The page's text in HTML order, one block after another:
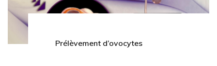
Prélèvement d’ovocytes